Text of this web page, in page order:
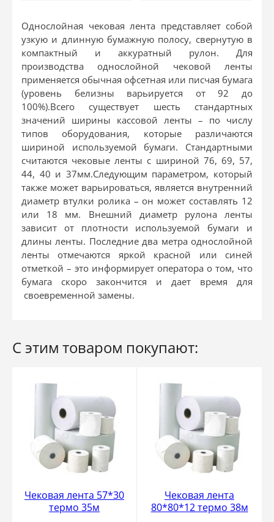
Однослойная чековая лента представляет собой
узкую и длинную бумажную полосу, свернутую в
компактный и аккуратный рулон. Для
производства однослойной чековой ленты
применяется обычная офсетная или писчая бумага
(уровень белизны варьируется от 92 до
100%).Всего существует шесть стандартных
значений ширины кассовой ленты – по числу
типов оборудования, которые различаются
шириной используемой бумаги. Стандартными
считаются чековые ленты с шириной 76, 69, 57,
44, 40 и 37мм.Следующим параметром, который
также может варьироваться, является внутренний
диаметр втулки ролика – он может составлять 12
или 18 мм. Внешний диаметр рулона ленты
зависит от плотности используемой бумаги и
длины ленты. Последние два метра однослойной
ленты отмечаются яркой красной или синей
отметкой – это информирует оператора о том, что
бумага скоро закончится и дает время для
своевременной замены.
С этим товаром покупают:
Чековая лента 57*30
термо 35м
Чековая лента
80*80*12 термо 38м